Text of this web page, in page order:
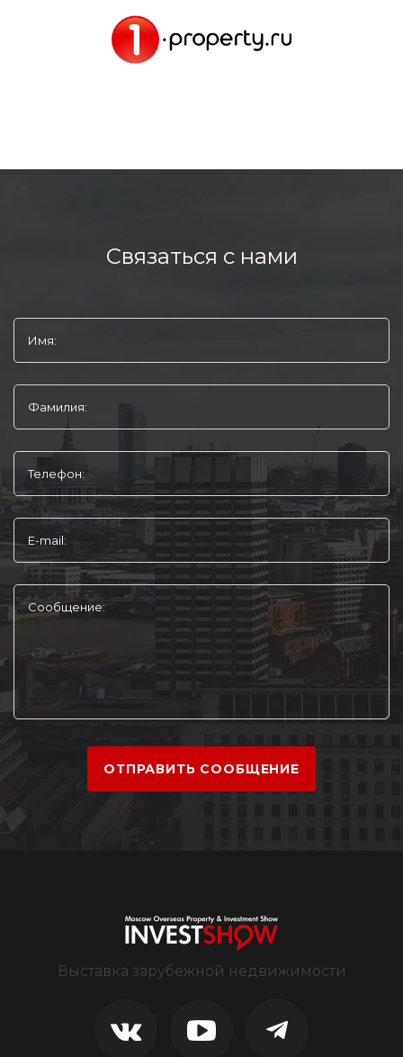
Связаться с нами
Имя:
Фамилия:
Телефон:
E-mail:
Сообщение:
ОТПРАВИТЬ СООБЩЕНИЕ
Выставка зарубежной недвижимости